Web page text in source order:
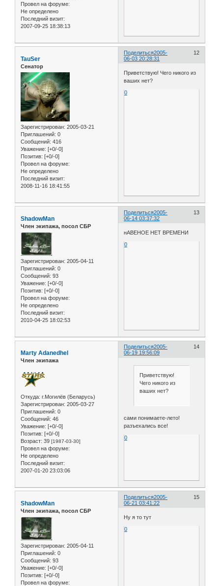
Провел на форуме:
Не определено
Последний визит:
2007-09-25 18:38:13
Поделиться 12
2005-
06-03 20:28:31
TauSer
Сенатор
Зарегистрирован: 2005-03-21
Приглашений: 0
Сообщений: 416
Уважение: [+0/-0]
Позитив: [+0/-0]
Провел на форуме:
Не определено
Последний визит:
2008-11-16 18:41:55
Приветствую! Чего никого из
ваших нет?
0
Поделиться 13
2005-
06-14 03:37:32
ShadowMan
Член экипажа, посол СБР
Зарегистрирован: 2005-04-11
Приглашений: 0
Сообщений: 93
Уважение: [+0/-0]
Позитив: [+0/-0]
Провел на форуме:
Не определено
Последний визит:
2010-04-25 18:02:53
нАВЕНОЕ НЕТ ВРЕМЕНИ
0
Поделиться 14
2005-
06-19 19:56:09
Marty Adanedhel
Член экипажа
Откуда: г.Могилёв (Беларусь)
Зарегистрирован: 2005-03-27
Приглашений: 0
Сообщений: 46
Уважение: [+0/-0]
Позитив: [+0/-0]
Возраст: 39 [1987-03-30]
Провел на форуме:
Не определено
Последний визит:
2007-01-20 23:03:06
Приветствую!
Чего никого из
ваших нет?
сами понимаете-лето!
разъехались все!
0
Поделиться 15
2005-
06-21 03:41:22
ShadowMan
Член экипажа, посол СБР
Зарегистрирован: 2005-04-11
Приглашений: 0
Сообщений: 93
Уважение: [+0/-0]
Позитив: [+0/-0]
Провел на форуме:
Ну я то тут
0